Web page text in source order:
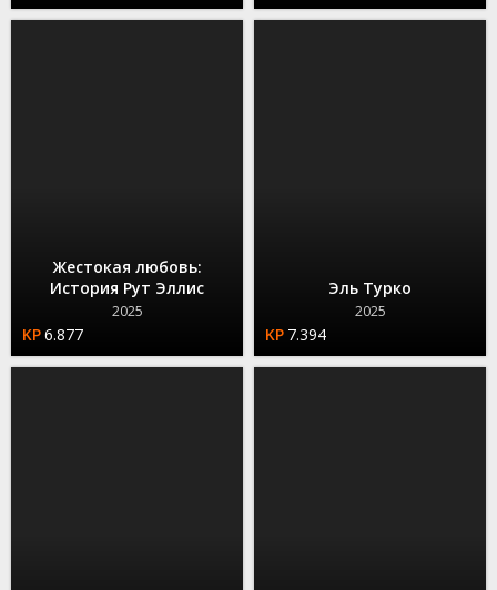
Жестокая любовь:
История Рут Эллис
2025
6.877
Эль Турко
2025
7.394